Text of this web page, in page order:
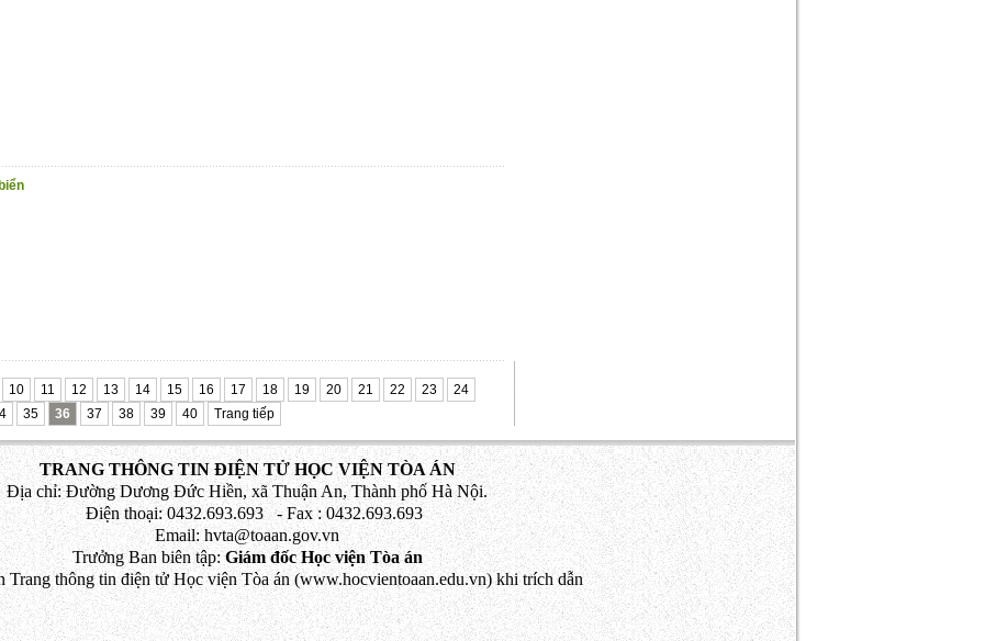
10 11 12 13 14 15 16 17 18 19 20 21 22 23
24
35 36 37 38 39 40 Trang tiếp
TRANG THÔNG TIN ĐIỆN TỬ HỌC VIỆN TÒA ÁN
Địa chỉ: Đường Dương Đức Hiền, xã Thuận An, Thành phố Hà Nội.
Điện thoại: 0432.693.693 - Fax : 0432.693.693
Email: hvta@toaan.gov.vn
Trưởng Ban biên tập:Giám đốc Học viện Tòa án
Trang thông tin điện tử Học viện Tòa án (www.hocvientoaan.edu.vn) khi trích dẫn